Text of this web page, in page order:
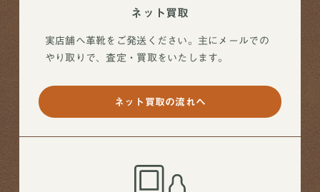
ネット買取
実店舗へ革靴をご発送ください。主にメールでの
やり取りで、査定・買取をいたします。
ネット買取の流れへ
買取ブランドページ